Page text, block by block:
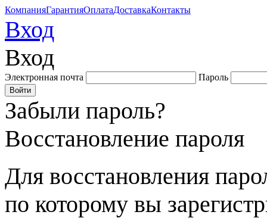
КомпанияГарантияОплатаДоставкаКонтакты
Вход
Вход
Электронная почта Пароль
Забыли пароль?
Восстановление пароля
Для восстановления
по которому вы